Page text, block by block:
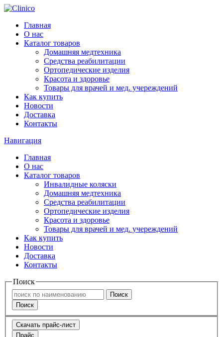
Главная
О нас
Каталог товаров
Домашняя медтехника
Средства реабилитации
Ортопедические изделия
Красота и здоровье
Товары для врачей и мед. учереждений
Как купить
Новости
Доставка
Контакты
Навигация
Главная
О нас
Каталог товаров
Инвалидные коляски
Домашняя медтехника
Средства реабилитации
Ортопедические изделия
Красота и здоровье
Товары для врачей и мед. учереждений
Как купить
Новости
Доставка
Контакты
Поиск
Поиск
Поиск
Скачать прайс-лист
Прайс